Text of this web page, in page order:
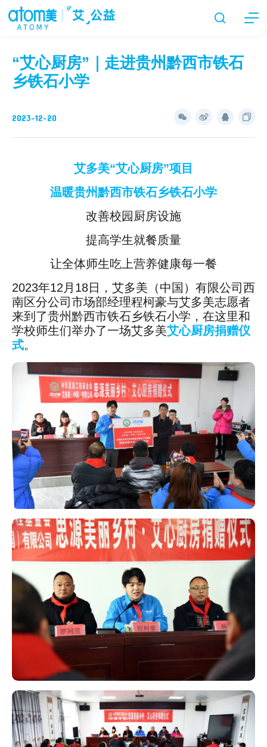
“艾心厨房”｜走进贵州黔西市铁石
乡铁石小学
2023-12-20
艾多美“艾心厨房”项目
温暖贵州黔西市铁石乡铁石小学
改善校园厨房设施
提高学生就餐质量
让全体师生吃上营养健康每一餐
2023年12月18日，艾多美（中国）有限公司西
南区分公司市场部经理程柯豪与艾多美志愿者
来到了贵州黔西市铁石乡铁石小学，在这里和
学校师生们举办了一场艾多美艾心厨房捐赠仪
式。